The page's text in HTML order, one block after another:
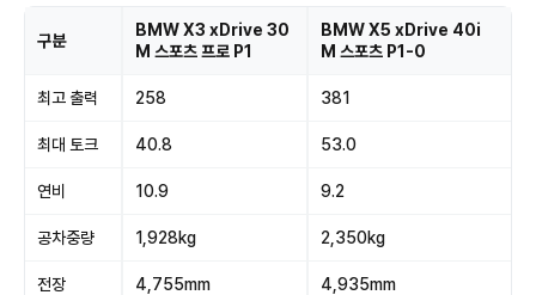
구분
BMW X3 xDrive 30
M 스포츠 프로 P1
BMW X5 xDrive 40i
M 스포츠 P1-0
최고 출력 258 381
최대 토크 40.8 53.0
연비 10.9 9.2
공차중량 1,928kg 2,350kg
전장 4,755mm 4,935mm